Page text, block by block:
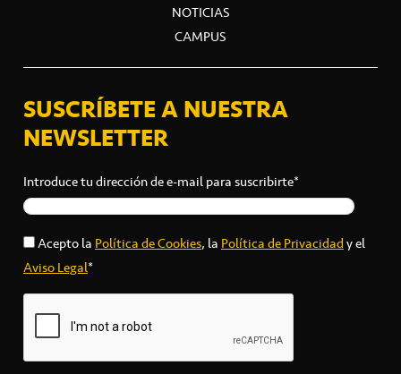
NOTICIAS
CAMPUS
SUSCRÍBETE A NUESTRA
NEWSLETTER
Introduce tu dirección de e-mail para suscribirte*
Acepto laPolítica de Cookies, laPolítica de Privacidady el
Aviso Legal*